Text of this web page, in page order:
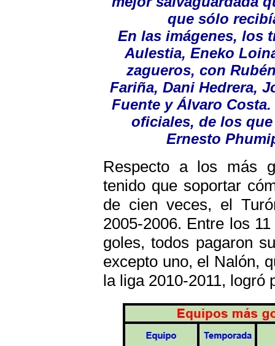
que sólo
En las imágenes, los
Aulestia, Eneko
zagueros, con
Fariña, Dani Hedrera,
Fuente y Álvaro
oficiales, de los
Ernesto
Respecto a los más
tenido que soportar
de cien veces, el
2005-2006. Entre los
goles, todos pagaron
excepto uno, el Nalón,
la liga 2010-2011, logró